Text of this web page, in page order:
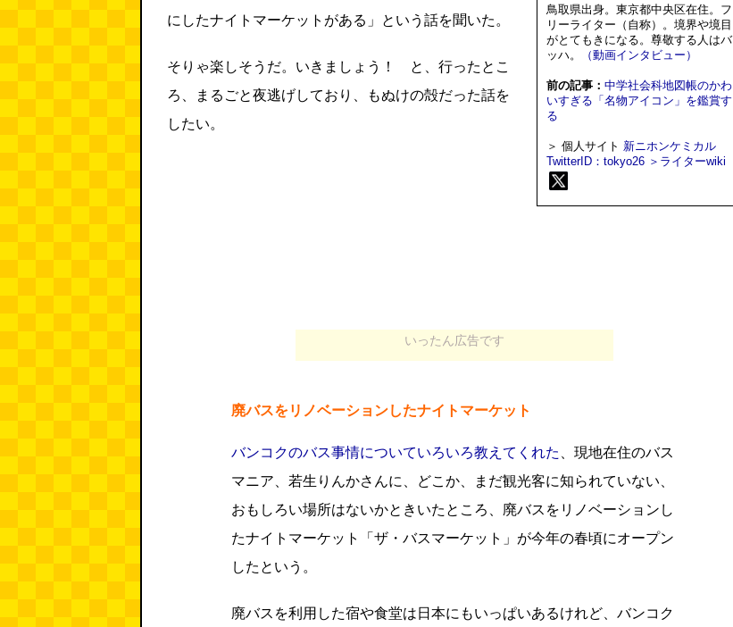
にしたナイトマーケットがある」という話を聞いた。
そりゃ楽しそうだ。いきましょう！ と、行ったとこ
ろ、まるごと夜逃げしており、もぬけの殻だった話を
したい。
鳥取県出身。東京都中央区在住。フ
リーライター（自称）。境界や境目
がとてもきになる。尊敬する人はバ
ッハ。
（動画インタビュー）
前の記事： 中学社会科地図帳のかわ
いすぎる「名物アイコン」を鑑賞す
る
＞ 個人サイト 新ニホンケミカル
TwitterID：tokyo26 ＞ライターwiki
いったん広告です
廃バスをリノベーションしたナイトマーケット
バンコクのバス事情についていろいろ教えてくれた
、現地在住のバス
マニア、若生りんかさんに、どこか、まだ観光客に知られていない、
おもしろい場所はないかときいたところ、廃バスをリノベーションし
たナイトマーケット「ザ・バスマーケット」が今年の春頃にオープン
したという。
廃バスを利用した宿や食堂は日本にもいっぱいあるけれど、バンコク